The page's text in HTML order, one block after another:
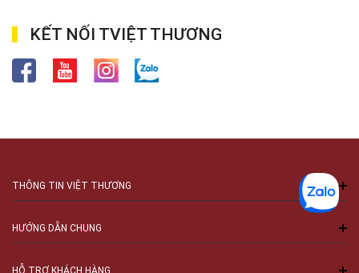
KẾT NỐI TVIỆT THƯƠNG
THÔNG TIN VIỆT THƯƠNG
HƯỚNG DẪN CHUNG
HỖ TRỢ KHÁCH HÀNG